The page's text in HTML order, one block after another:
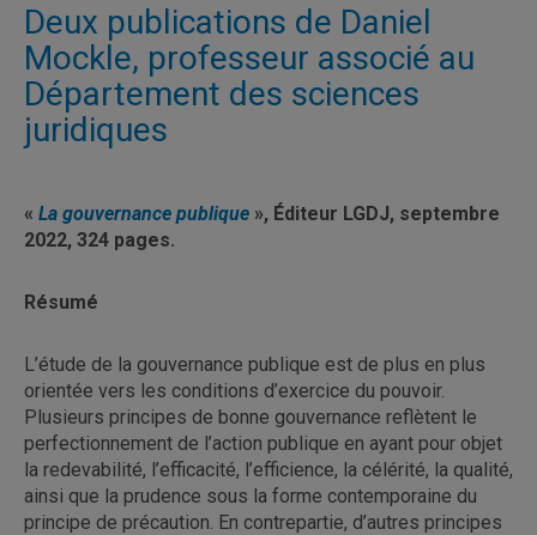
Deux publications de Daniel
Mockle, professeur associé au
Département des sciences
juridiques
« La gouvernance publique », Éditeur LGDJ, septembre
2022, 324 pages.
Résumé
L’étude de la gouvernance publique est de plus en plus
orientée vers les conditions d’exercice du pouvoir.
Plusieurs principes de bonne gouvernance reflètent le
perfectionnement de l’action publique en ayant pour objet
la redevabilité, l’efficacité, l’efficience, la célérité, la qualité,
ainsi que la prudence sous la forme contemporaine du
principe de précaution. En contrepartie, d’autres principes